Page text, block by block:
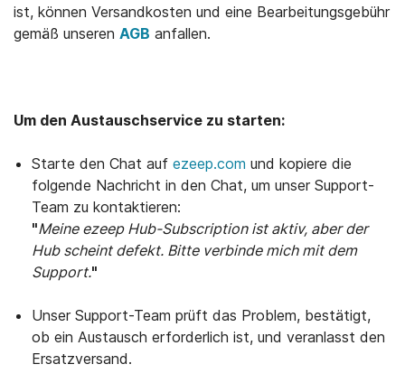
ist, können Versandkosten und eine Bearbeitungsgebühr
gemäß unseren AGB anfallen.
Um den Austauschservice zu starten:
Starte den Chat auf ezeep.com und kopiere die
folgende Nachricht in den Chat, um unser Support-
Team zu kontaktieren:
"Meine ezeep Hub-Subscription ist aktiv, aber der
Hub scheint defekt. Bitte verbinde mich mit dem
Support."
Unser Support-Team prüft das Problem, bestätigt,
ob ein Austausch erforderlich ist, und veranlasst den
Ersatzversand.